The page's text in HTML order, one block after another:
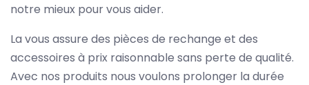
notre mieux pour vous aider.
La vous assure des pièces de rechange et des
accessoires à prix raisonnable sans perte de qualité.
Avec nos produits nous voulons prolonger la durée